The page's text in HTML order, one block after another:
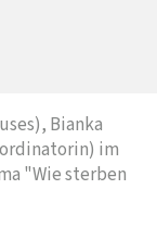
Bianka
im
"Wie sterben